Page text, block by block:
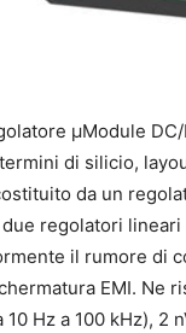
μModule
di silicio,
da un
regolatori
il rumore di
EMI. Ne
Hz a 100 kHz), 2